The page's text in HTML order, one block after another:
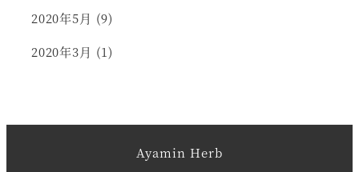
2020年5月 (9)
2020年3月 (1)
Ayamin Herb